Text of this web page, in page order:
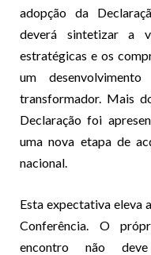
adopção da
deverá sintetizar a
estratégicas e os
um
transformador. Mais
Declaração foi
uma nova etapa de
nacional.
Esta expectativa eleva
Conferência. O
encontro não